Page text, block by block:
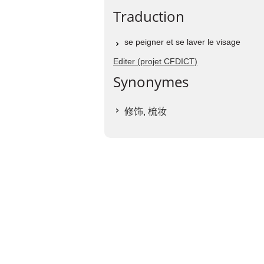
Traduction
se peigner et se laver le visage
Editer (projet CFDICT)
Synonymes
修饰, 梳妆